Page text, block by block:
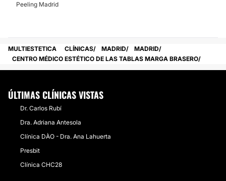
Peeling Madrid
MULTIESTETICA CLÍNICAS MADRID
MADRID
CENTRO MÉDICO ESTÉTICO DE LAS TABLAS MARGA BRASERO
ÚLTIMAS CLÍNICAS VISTAS
Dr. Carlos Rubí
Dra. Adriana Antesola
Clínica DÀO - Dra. Ana Lahuerta
Presbit
Clínica CHC28